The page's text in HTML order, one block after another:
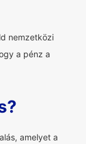
nemzetközi
a pénz a
amelyet a